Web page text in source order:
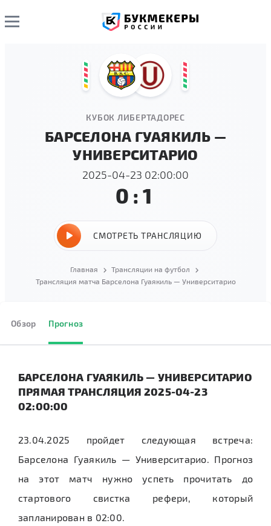
КУБОК ЛИБЕРТАДОРЕС
БАРСЕЛОНА ГУАЯКИЛЬ —
УНИВЕРСИТАРИО
2025-04-23 02:00:00
0:1
СМОТРЕТЬ ТРАНСЛЯЦИЮ
Главная
Трансляции на футбол
Трансляция матча Барселона Гуаякиль — Университарио
Обзор Прогноз
БАРСЕЛОНА ГУАЯКИЛЬ — УНИВЕРСИТАРИО
ПРЯМАЯ ТРАНСЛЯЦИЯ 2025-04-23
02:00:00
23.04.2025 пройдет следующая встреча:
Барселона Гуаякиль — Университарио. Прогноз
на этот матч нужно успеть прочитать до
стартового свистка рефери, который
запланирован в 02:00.